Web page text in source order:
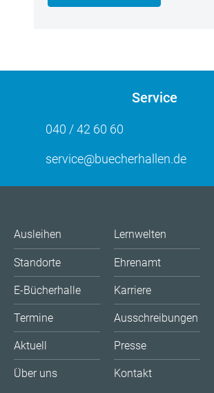
Service
040 / 42 60 60
service@buecherhallen.de
Ausleihen
Standorte
E-Bücherhalle
Termine
Aktuell
Über uns
Lernwelten
Ehrenamt
Karriere
Ausschreibungen
Presse
Kontakt